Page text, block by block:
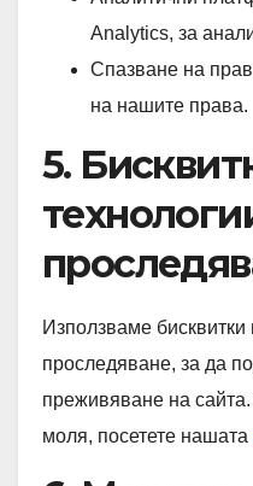
Analytics, за
Спазване на
на нашите права.
5.
Използваме бисквитки
проследяване, за да
преживяване на
моля, посетете нашата